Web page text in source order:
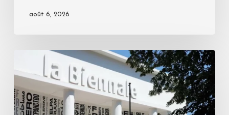
août 6, 2026